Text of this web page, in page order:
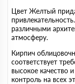
Цвет Желтый
различными
атмосферу.
Кирпич
соответствует
высокое качество
контроль на всех